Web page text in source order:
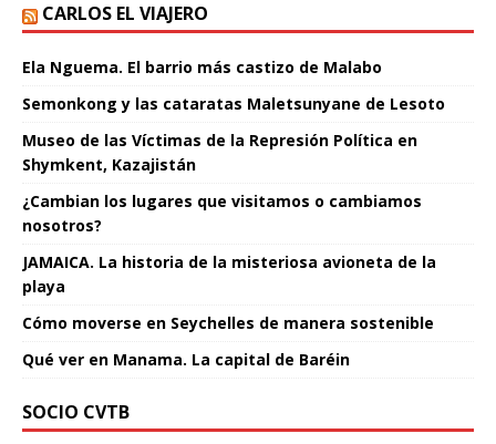
CARLOS EL VIAJERO
Ela Nguema. El barrio más castizo de Malabo
Semonkong y las cataratas Maletsunyane de Lesoto
Museo de las Víctimas de la Represión Política en
Shymkent, Kazajistán
¿Cambian los lugares que visitamos o cambiamos
nosotros?
JAMAICA. La historia de la misteriosa avioneta de la
playa
Cómo moverse en Seychelles de manera sostenible
Qué ver en Manama. La capital de Baréin
SOCIO CVTB